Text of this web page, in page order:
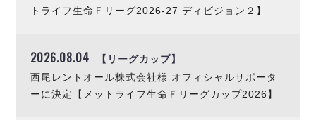
トライフ生命Ｆリーグ2026-27 ディビジョン２】
2026.08.04 【リーグカップ】
西尾レントオール株式会社様 オフィシャルサポータ
ーに決定【メットライフ生命Ｆリーグカップ2026】